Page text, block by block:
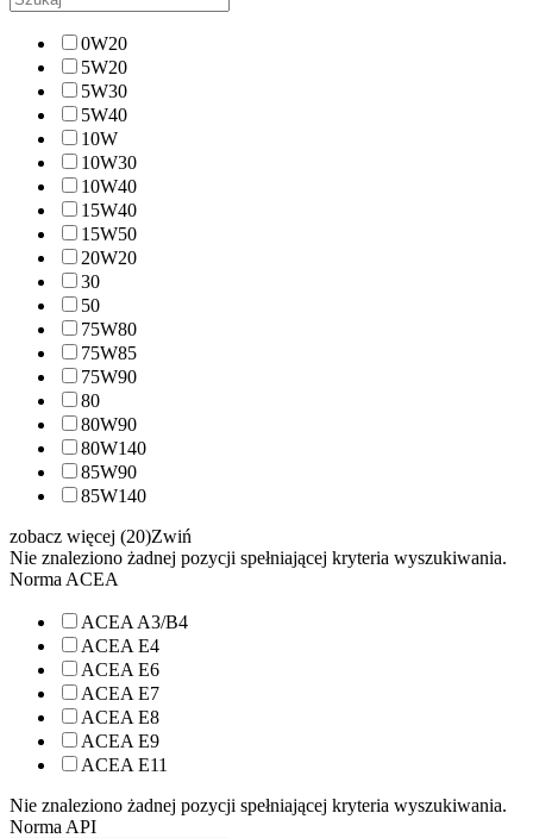
0W20
5W20
5W30
5W40
10W
10W30
10W40
15W40
15W50
20W20
30
50
75W80
75W85
75W90
80
80W90
80W140
85W90
85W140
zobacz więcej (20)Zwiń
Nie znaleziono żadnej pozycji spełniającej kryteria wyszukiwania.
Norma ACEA
ACEA A3/B4
ACEA E4
ACEA E6
ACEA E7
ACEA E8
ACEA E9
ACEA E11
Nie znaleziono żadnej pozycji spełniającej kryteria wyszukiwania.
Norma API